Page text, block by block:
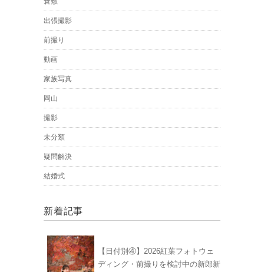
出張撮影
前撮り
動画
家族写真
岡山
撮影
未分類
疑問解決
結婚式
新着記事
【日付別④】2026紅葉フォトウェ
ディング・前撮りを検討中の新郎新